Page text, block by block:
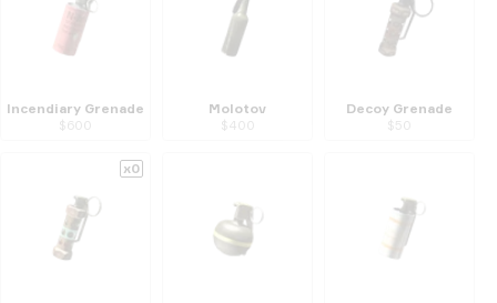
Incendiary Grenade
$ 600
Molotov
$
400
Decoy Grenade
$ 50
x0